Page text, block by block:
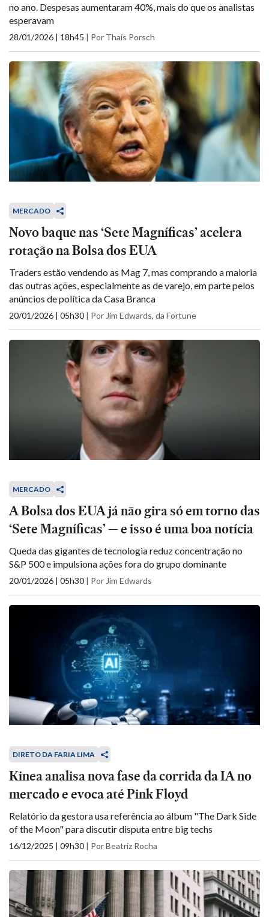
no ano. Despesas aumentaram 40%, mais do que os analistas
esperavam
28/01/2026 | 18h45 | Por Thaís Porsch
MERCADO
Novo baque nas ‘Sete Magníficas’ acelera
rotação na Bolsa dos EUA
Traders estão vendendo as Mag 7, mas comprando a maioria
das outras ações, especialmente as de varejo, em parte pelos
anúncios de política da Casa Branca
20/01/2026 | 05h30 | Por Jim Edwards, da Fortune
MERCADO
A Bolsa dos EUA já não gira só em torno das
‘Sete Magníficas’ — e isso é uma boa notícia
Queda das gigantes de tecnologia reduz concentração no
S&P 500 e impulsiona ações fora do grupo dominante
20/01/2026 | 05h30 | Por Jim Edwards
DIRETO DA FARIA LIMA
Kinea analisa nova fase da corrida da IA no
mercado e evoca até Pink Floyd
Relatório da gestora usa referência ao álbum "The Dark Side
of the Moon" para discutir disputa entre big techs
16/12/2025 | 09h30 | Por Beatriz Rocha